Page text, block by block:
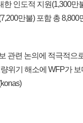
인도적 지원(1,300만
만불) 포함 총 8,800
관련 논의에 적극적으
위기 해소에 WFP가